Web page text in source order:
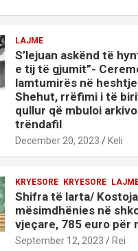
LAJME
S’lejuan askënd të
e tij të gjumit”-
lamtumirës në
Shehut, rrëfimi i të
qullur që mbuloi
trëndafil
December 20, 2023 Keli
KRYESORE KRYESORE
Shifra të larta/
mësimdhënies në
vjeçare, 785 euro për
September 12, 2023 Rei